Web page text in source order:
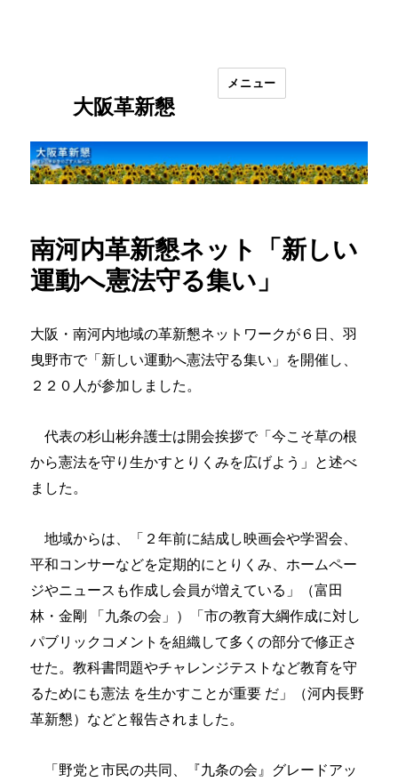
大阪革新懇
メニュー
南河内革新懇ネット「新しい
運動へ憲法守る集い」
大阪・南河内地域の革新懇ネットワークが６日、羽
曳野市で「新しい運動へ憲法守る集い」を開催し、
２２０人が参加しました。
代表の杉山彬弁護士は開会挨拶で「今こそ草の根
から憲法を守り生かすとりくみを広げよう」と述べ
ました。
地域からは、「２年前に結成し映画会や学習会、
平和コンサーなどを定期的にとりくみ、ホームペー
ジやニュースも作成し会員が増えている」（富田
林・金剛 「九条の会」）「市の教育大綱作成に対し
パブリックコメントを組織して多くの部分で修正さ
せた。教科書問題やチャレンジテストなど教育を守
るためにも憲法 を生かすことが重要 だ」（河内長野
革新懇）などと報告されました。
「野党と市民の共同、『九条の会』グレードアッ